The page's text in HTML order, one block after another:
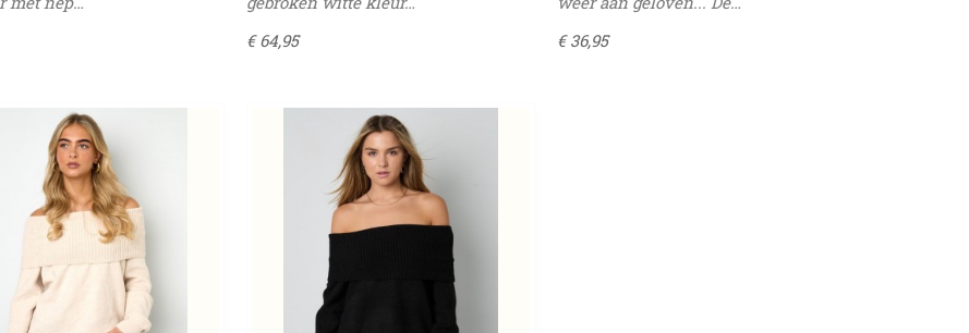
€ 64,95
€ 36,95